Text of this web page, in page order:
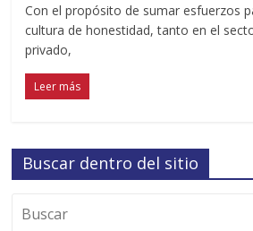
Con el propósito de sumar esfuerzos
cultura de honestidad, tanto en el
privado,
Leer más
Buscar dentro del sitio